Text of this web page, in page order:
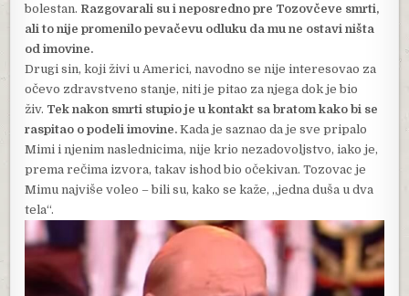
bolestan. Razgovarali su i neposredno pre Tozovčeve smrti,
ali to nije promenilo pevačevu odluku da mu ne ostavi ništa
od imovine.
Drugi sin, koji živi u Americi, navodno se nije interesovao za
očevo zdravstveno stanje, niti je pitao za njega dok je bio
živ. Tek nakon smrti stupio je u kontakt sa bratom kako bi se
raspitao o podeli imovine. Kada je saznao da je sve pripalo
Mimi i njenim naslednicima, nije krio nezadovoljstvo, iako je,
prema rečima izvora, takav ishod bio očekivan. Tozovac je
Mimu najviše voleo – bili su, kako se kaže, „jedna duša u dva
tela“.